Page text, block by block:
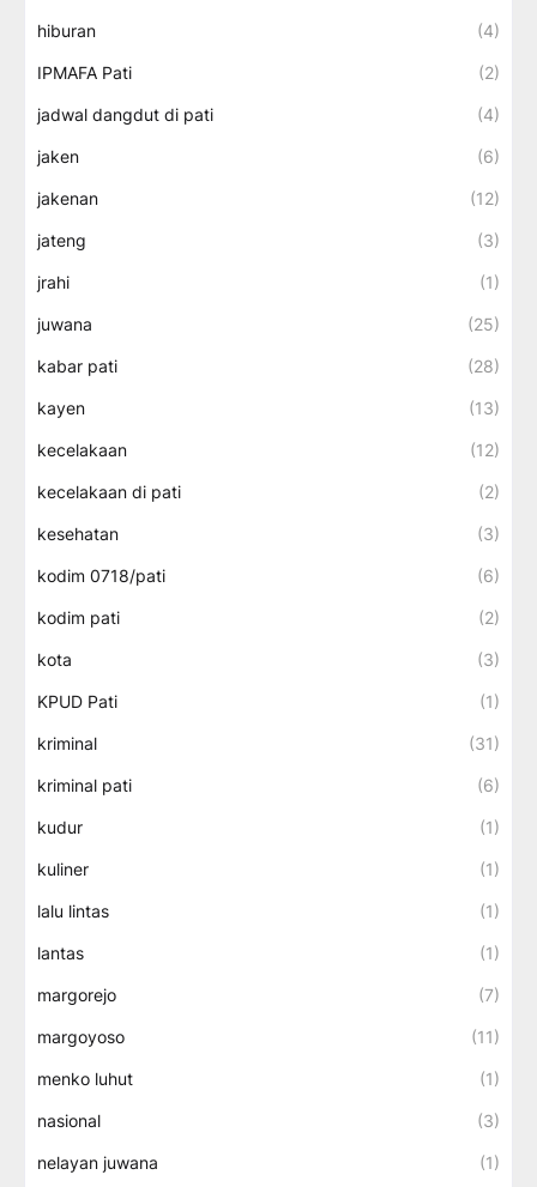
hiburan (4)
IPMAFA Pati (2)
jadwal dangdut di pati (4)
jaken (6)
jakenan (12)
jateng (3)
jrahi (1)
juwana (25)
kabar pati (28)
kayen (13)
kecelakaan (12)
kecelakaan di pati (2)
kesehatan (3)
kodim 0718/pati (6)
kodim pati (2)
kota (3)
KPUD Pati (1)
kriminal (31)
kriminal pati (6)
kudur (1)
kuliner (1)
lalu lintas (1)
lantas (1)
margorejo (7)
margoyoso (11)
menko luhut (1)
nasional (3)
nelayan juwana (1)